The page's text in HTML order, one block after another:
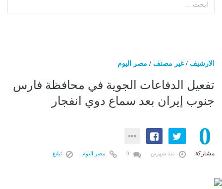
الارشيف /غير مصنف / مصر اليوم
تفعيل الدفاعات الجوية في محافظة فارس
جنوب إيران بعد سماع دوي انفجار
0
مشاركة منذ شهرين مصر اليوم تبليغ